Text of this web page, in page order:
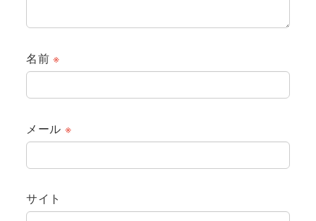
名前※
メール ※
サイト